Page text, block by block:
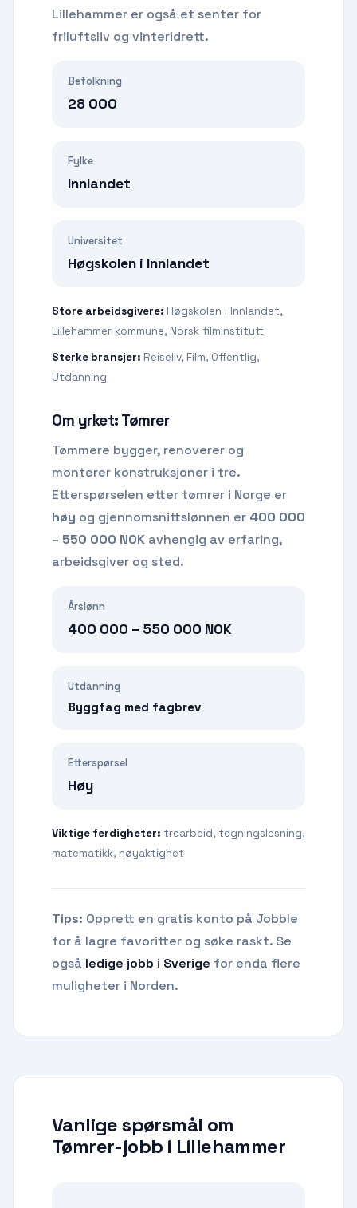
Lillehammer er også et senter for
friluftsliv og vinteridrett.
Befolkning
28 000
Fylke
Innlandet
Universitet
Høgskolen i Innlandet
Store arbeidsgivere: Høgskolen i Innlandet,
Lillehammer kommune, Norsk filminstitutt
Sterke bransjer: Reiseliv, Film, Offentlig,
Utdanning
Om yrket: Tømrer
Tømmere bygger, renoverer og
monterer konstruksjoner i tre.
Etterspørselen etter tømrer i Norge er
høy og gjennomsnittslønnen er 400 000
– 550 000 NOK avhengig av erfaring,
arbeidsgiver og sted.
Årslønn
400 000 – 550 000 NOK
Utdanning
Byggfag med fagbrev
Etterspørsel
Høy
Viktige ferdigheter: trearbeid, tegningslesning,
matematikk, nøyaktighet
Tips: Opprett en gratis konto på Jobble
for å lagre favoritter og søke raskt. Se
også ledige jobb i Sverige for enda flere
muligheter i Norden.
Vanlige spørsmål om
Tømrer-jobb i Lillehammer